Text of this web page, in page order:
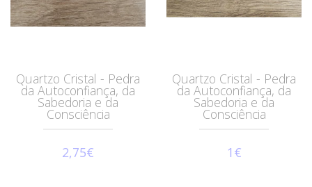
Quartzo Cristal - Pedra
da Autoconfiança, da
Sabedoria e da
Consciência
2,75€
Quartzo Cristal - Pedra
da Autoconfiança, da
Sabedoria e da
Consciência
1€